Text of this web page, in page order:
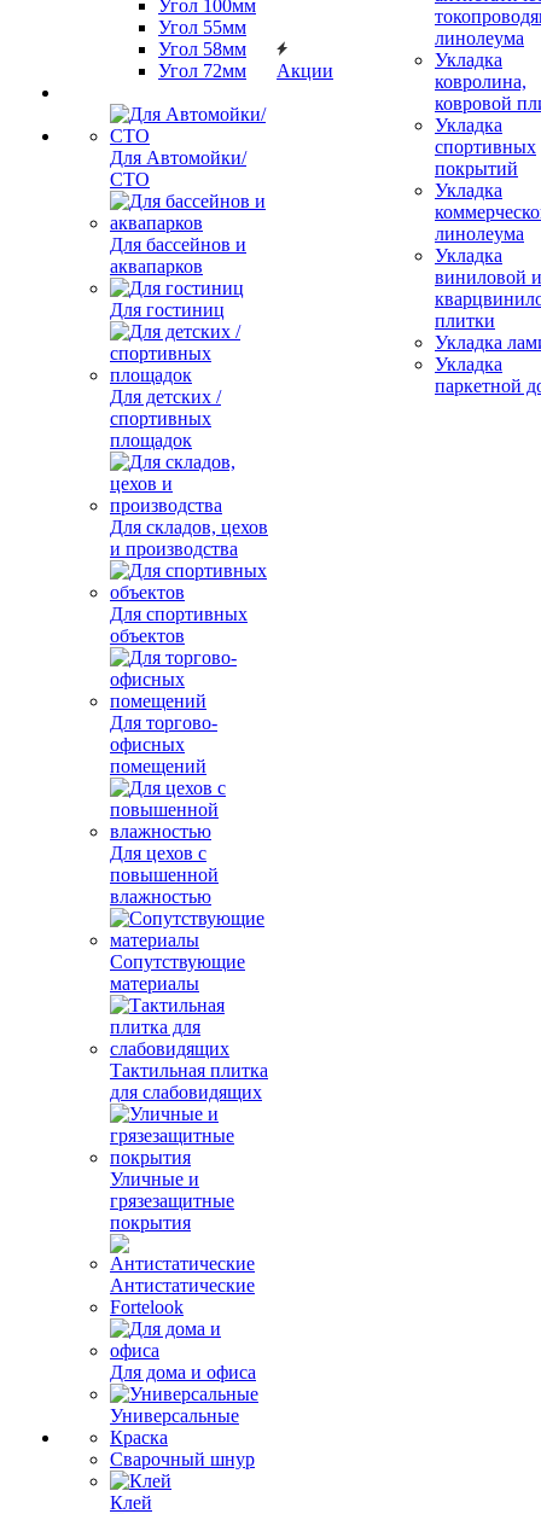
Угол 100мм
Угол 55мм
Угол 58мм
Угол 72мм
Для Автомойки/
СТО
Для бассейнов и
аквапарков
Для гостиниц
Для детских /
спортивных
площадок
Для складов, цехов
и производства
Для спортивных
объектов
Для торгово-
офисных
помещений
Для цехов с
повышенной
влажностью
Сопутствующие
материалы
Тактильная плитка
для слабовидящих
Уличные и
грязезащитные
покрытия
Антистатические
Fortelook
Для дома и офиса
Универсальные
Краска
Сварочный шнур
Клей
Акции
линолеума
Укладка
ковролина,
ковровой
Укладка
спортивных
покрытий
Укладка
линолеума
Укладка
виниловой и
плитки
Укладка
Укладка
паркетной